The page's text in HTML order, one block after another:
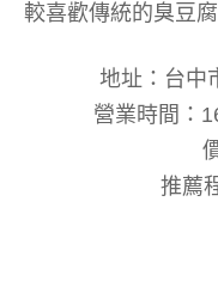
較喜歡傳統的臭豆
地址：台中
營業時間：
推薦